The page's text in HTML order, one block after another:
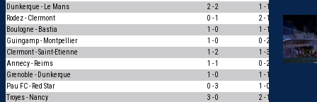
Dunkerque - Le Mans
2 - 2 1 - 1
Rodez - Clermont
0 - 1 2 - 1
Boulogne - Bastia
1 - 0 1 - 1
0
Guingamp - Montpellier
1 - 0 0 - 2
0
Clermont - Saint-Etienne
1 - 2 1 - 3
1
Annecy - Reims
1 - 1 0 - 2
0
Grenoble - Dunkerque
1 - 0 1 - 1
Pau FC - Red Star
0 - 3 1 - 0
Troyes - Nancy
3 - 0 2 - 1